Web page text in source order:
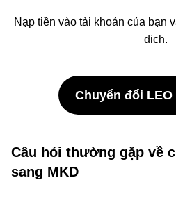
Nạp tiền vào tài khoản của bạn
dịch.
Chuyển đổi LEO
Câu hỏi thường gặp về
sang MKD